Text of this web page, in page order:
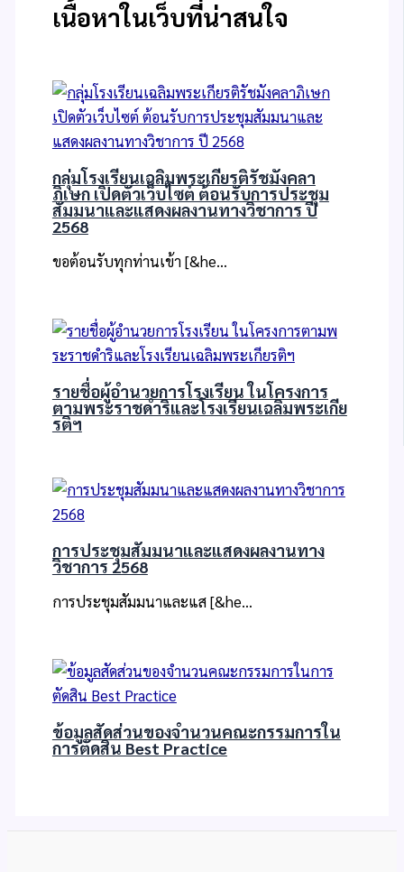
เนื้อหาในเว็บที่น่าสนใจ
กลุ่มโรงเรียนเฉลิมพระเกียรติรัชมังคลา
ภิเษก เปิดตัวเว็บไซต์ ต้อนรับการประชุม
สัมมนาและแสดงผลงานทางวิชาการ ปี
2568
ขอต้อนรับทุกท่านเข้า [&he…
รายชื่อผู้อำนวยการโรงเรียน ในโครงการ
ตามพระราชดำริและโรงเรียนเฉลิมพระเกีย
รติฯ
การประชุมสัมมนาและแสดงผลงานทาง
วิชาการ 2568
การประชุมสัมมนาและแส [&he…
ข้อมูลสัดส่วนของจำนวนคณะกรรมการใน
การตัดสิน Best Practice